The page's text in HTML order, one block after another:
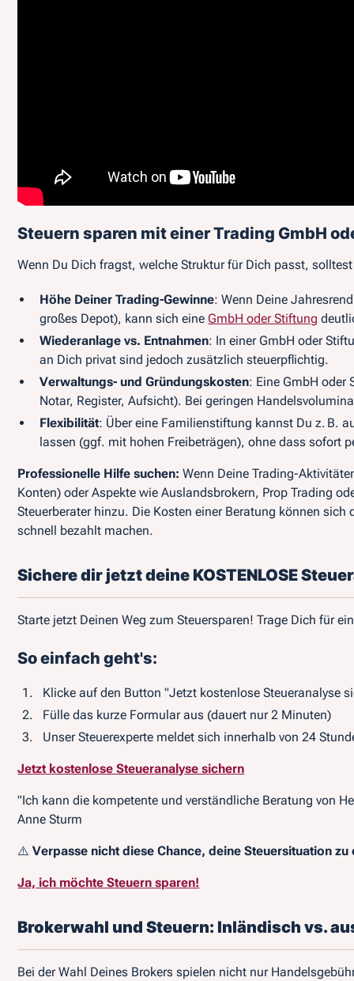
Steuern sparen mit einer Trading GmbH
Wenn Du Dich fragst, welche Struktur für Dich passt,
Höhe Deiner Trading-Gewinne: Wenn Deine
großes Depot), kann sich eineGmbH oder Stiftung
Wiederanlage vs. Entnahmen: In einer GmbH oder
an Dich privat sind jedoch zusätzlich steuerpflichtig.
Verwaltungs- und Gründungskosten: Eine GmbH oder
Notar, Register, Aufsicht). Bei geringen
Flexibilität: Über eine Familienstiftung kannst Du z. B.
lassen (ggf. mit hohen Freibeträgen), ohne dass sofort
Professionelle Hilfe suchen: Wenn Deine Trading-
Konten) oder Aspekte wie Auslandsbrokern, Prop Trading
Steuerberater hinzu. Die Kosten einer Beratung können
schnell bezahlt machen.
Sichere dir jetzt deine KOSTENLOSE
Starte jetzt Deinen Weg zum Steuersparen! Trage Dich für
So einfach geht's:
Klicke auf den Button "Jetzt kostenlose Steueranalyse
Fülle das kurze Formular aus (dauert nur 2 Minuten)
Unser Steuerexperte meldet sich innerhalb von 24
Jetzt kostenlose Steueranalyse sichern
"Ich kann die kompetente und verständliche Beratung von
Anne Sturm
⚠️Verpasse nicht diese Chance, deine Steuersituation
Ja, ich möchte Steuern sparen!
Brokerwahl und Steuern: Inländisch vs.
Bei der Wahl Deines Brokers spielen nicht nur